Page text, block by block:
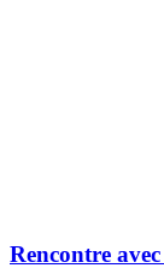
Rencontre